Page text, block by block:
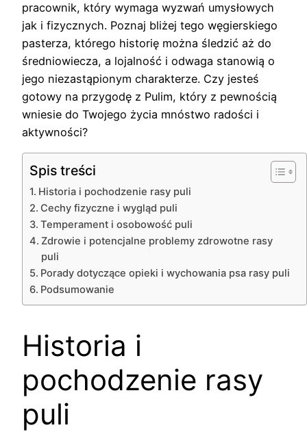
pracownik, który wymaga wyzwań umysłowych
jak i fizycznych. Poznaj bliżej tego węgierskiego
pasterza, którego historię można śledzić aż do
średniowiecza, a lojalność i odwaga stanowią o
jego niezastąpionym charakterze. Czy jesteś
gotowy na przygodę z Pulim, który z pewnością
wniesie do Twojego życia mnóstwo radości i
aktywności?
Spis treści
Historia i pochodzenie rasy puli
Cechy fizyczne i wygląd puli
Temperament i osobowość puli
Zdrowie i potencjalne problemy zdrowotne rasy
puli
Porady dotyczące opieki i wychowania psa rasy puli
Podsumowanie
Historia i
pochodzenie rasy
puli